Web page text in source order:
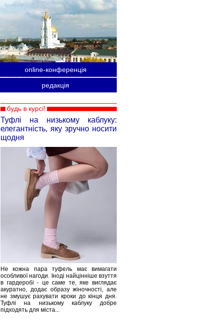
online-конференція
редакція
будь в курсі!
Туфлі на низькому каблуку:
елегантність, яку зручно носити
щодня
Не кожна пара туфель має вимагати
особливої нагоди. Іноді найцінніше взуття
в гардеробі - це саме те, яке виглядає
акуратно, додає образу жіночності, але
не змушує рахувати кроки до кінця дня.
Туфлі на низькому каблуку добре
підходять для міста...